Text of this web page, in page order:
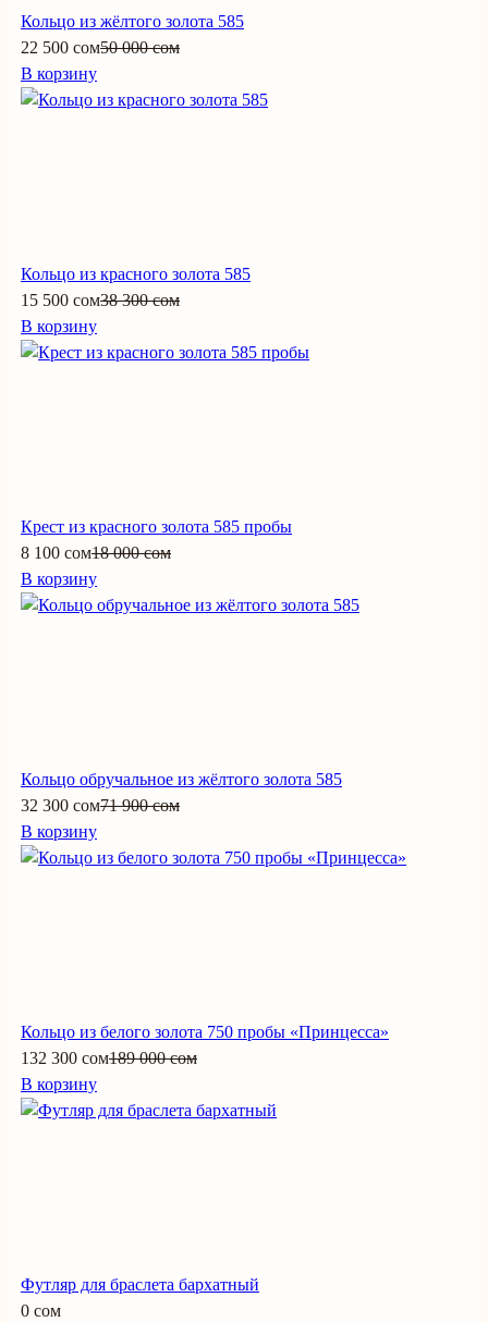
Кольцо из жёлтого золота 585
22 500 сом50 000 сом
В корзину
Кольцо из красного золота 585
15 500 сом38 300 сом
В корзину
Крест из красного золота 585 пробы
8 100 сом18 000 сом
В корзину
Кольцо обручальное из жёлтого золота 585
32 300 сом71 900 сом
В корзину
Кольцо из белого золота 750 пробы «Принцесса»
132 300 сом189 000 сом
В корзину
Футляр для браслета бархатный
0 сом